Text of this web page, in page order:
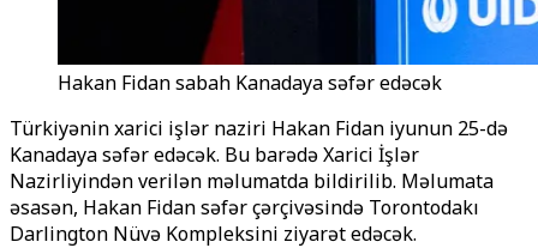
Hakan Fidan sabah Kanadaya səfər edəcək
Türkiyənin xarici işlər naziri Hakan Fidan iyunun 25-də
Kanadaya səfər edəcək. Bu barədə Xarici İşlər
Nazirliyindən verilən məlumatda bildirilib. Məlumata
əsasən, Hakan Fidan səfər çərçivəsində Torontodakı
Darlington Nüvə Kompleksini ziyarət edəcək.